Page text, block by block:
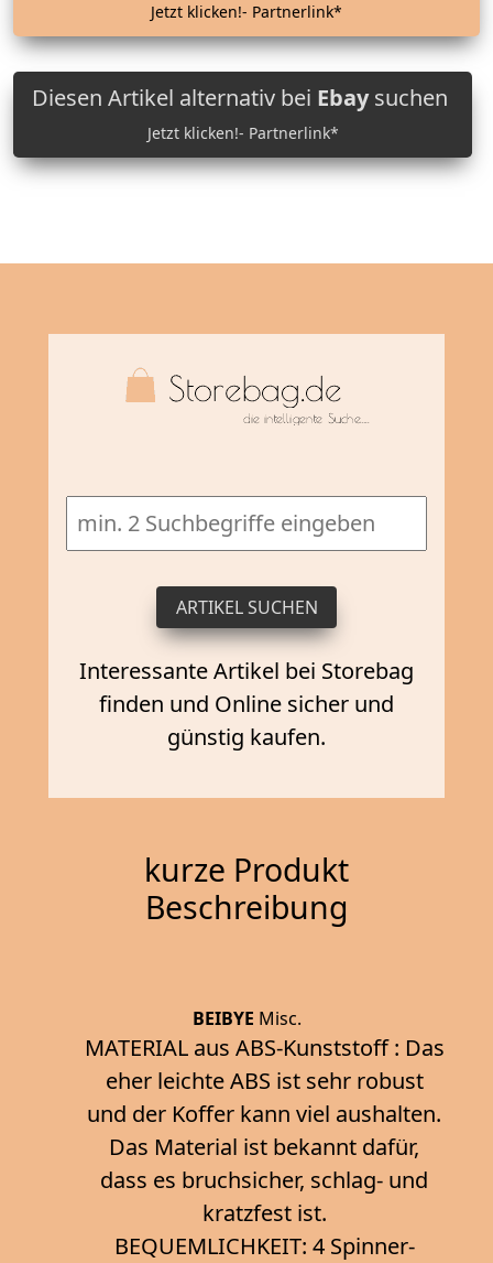
Jetzt klicken!- Partnerlink*
Diesen Artikel alternativ bei Ebaysuchen
Jetzt klicken!- Partnerlink*
Interessante Artikel bei Storebag
finden und Online sicher und
günstig kaufen.
kurze Produkt
Beschreibung
BEIBYE Misc.
MATERIAL aus ABS-Kunststoff : Das
eher leichte ABS ist sehr robust
und der Koffer kann viel aushalten.
Das Material ist bekannt dafür,
dass es bruchsicher, schlag- und
kratzfest ist.
BEQUEMLICHKEIT: 4 Spinner-